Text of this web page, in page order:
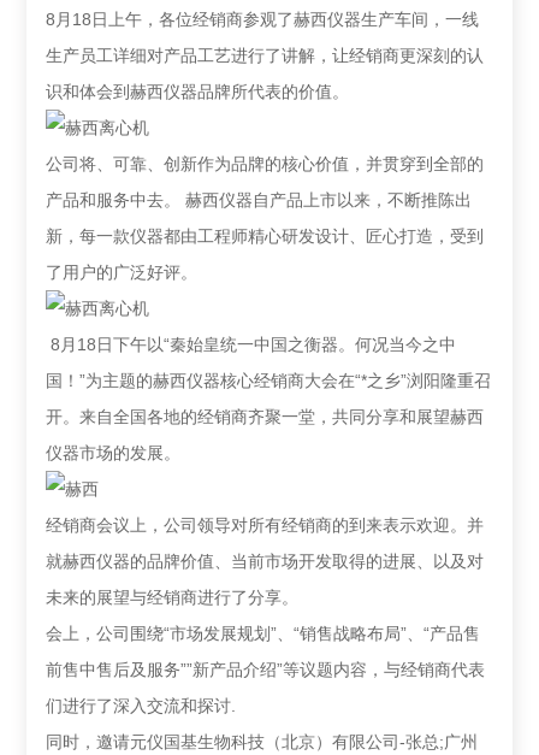
8月18日上午，各位经销商参观了赫西仪器生产车间，一线
生产员工详细对产品工艺进行了讲解，让经销商更深刻的认
识和体会到赫西仪器品牌所代表的价值。
公司将、可靠、创新作为品牌的核心价值，并贯穿到全部的
产品和服务中去。 赫西仪器自产品上市以来，不断推陈出
新，每一款仪器都由工程师精心研发设计、匠心打造，受到
了用户的广泛好评。
8月18日下午以“秦始皇统一中国之衡器。何况当今之中
国！”为主题的赫西仪器核心经销商大会在“*之乡”浏阳隆重召
开。来自全国各地的经销商齐聚一堂，共同分享和展望赫西
仪器市场的发展。
经销商会议上，公司领导对所有经销商的到来表示欢迎。并
就赫西仪器的品牌价值、当前市场开发取得的进展、以及对
未来的展望与经销商进行了分享。
会上，公司围绕“市场发展规划”、“销售战略布局”、“产品售
前售中售后及服务””新产品介绍”等议题内容，与经销商代表
们进行了深入交流和探讨.
同时，邀请元仪国基生物科技（北京）有限公司-张总;广州